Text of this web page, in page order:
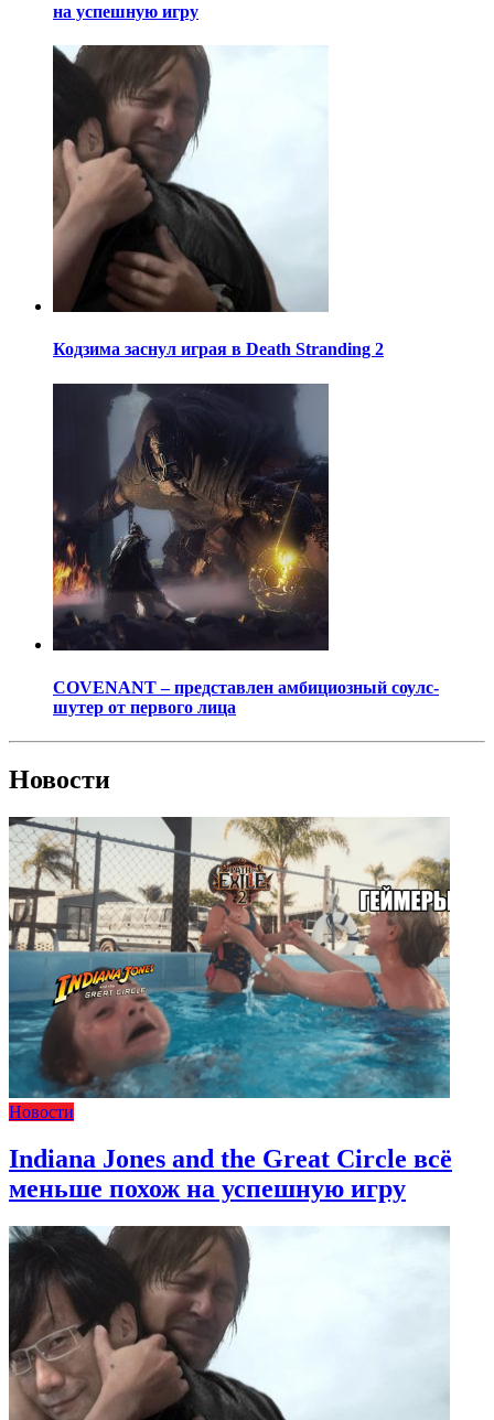
на успешную игру
Кодзима заснул играя в Death Stranding 2
COVENANT – представлен амбициозный соулс-
шутер от первого лица
Новости
Новости
Indiana Jones and the Great Circle всё
меньше похож на успешную игру